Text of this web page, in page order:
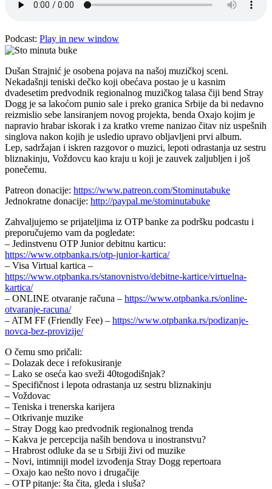
Podcast: Play in new window
Dušan Strajnić je osobena pojava na našoj muzičkoj sceni.
Nekadašnji teniski dečko koji obećava postao je u kasnim
dvadesetim predvodnik regionalnog muzičkog talasa čiji bend Stray
Dogg je sa lakoćom punio sale i preko granica Srbije da bi nedavno
reizmislio sebe lansiranjem novog projekta, benda Oxajo kojim je
napravio hrabar iskorak i za kratko vreme nanizao čitav niz uspešnih
singlova nakon kojih je usledio upravo obljavljeni prvi album.
Lep, sadržajan i iskren razgovor o muzici, lepoti odrastanja uz sestru
bliznakinju, Voždovcu kao kraju u koji je zauvek zaljubljen i još
ponečemu.
Patreon donacije: https://www.patreon.com/Stominutabuke
Jednokratne donacije: http://paypal.me/stominutabuke
Zahvaljujemo se prijateljima iz OTP banke za podršku podcastu i
preporučujemo vam da pogledate:
– Jedinstvenu OTP Junior debitnu karticu:
https://www.otpbanka.rs/otp-junior-kartica/
– Visa Virtual kartica –
https://www.otpbanka.rs/stanovnistvo/debitne-kartice/virtuelna-
kartica/
– ONLINE otvaranje računa – https://www.otpbanka.rs/online-
otvaranje-racuna/
– ATM FF (Friendly Fee) – https://www.otpbanka.rs/podizanje-
novca-bez-provizije/
O čemu smo pričali:
– Dolazak dece i refokusiranje
– Lako se oseća kao sveži 40togodišnjak?
– Specifičnost i lepota odrastanja uz sestru bliznakinju
– Voždovac
– Teniska i trenerska karijera
– Otkrivanje muzike
– Stray Dogg kao predvodnik regionalnog trenda
– Kakva je percepcija naših bendova u inostranstvu?
– Hrabrost odluke da se u Srbiji živi od muzike
– Novi, intimniji model izvođenja Stray Dogg repertoara
– Oxajo kao nešto novo i drugačije
– OTP pitanje: šta čita, gleda i sluša?